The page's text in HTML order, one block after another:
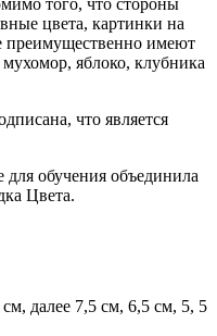
цвета, картинки на
преимущественно имеют
яблоко, клубника
что является
обучения объединила
Цвета.
далее 7,5 см, 6,5 см, 5, 5